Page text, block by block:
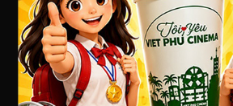
Điện thoại: 0254 3573 655
Website: www.vietphucinema.com
GIỚI THIỆU